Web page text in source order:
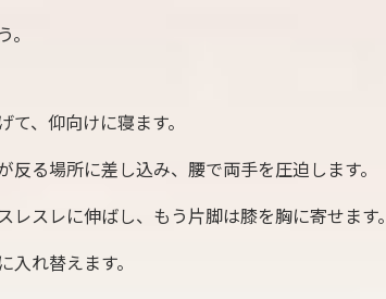
。
て、仰向けに寝ます。
反る場所に差し込み、腰で両手を圧迫します。
レスレに伸ばし、もう片脚は膝を胸に寄せます。
入れ替えます。